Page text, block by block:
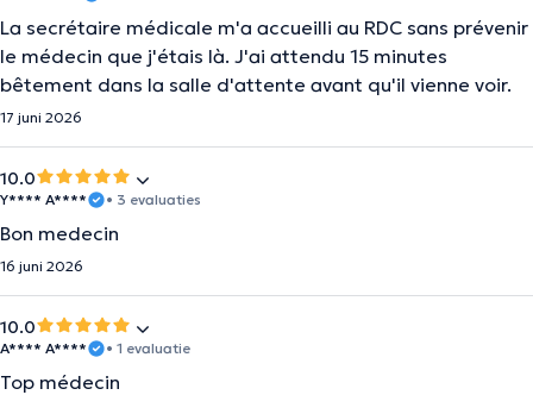
La secrétaire médicale m'a accueilli au RDC sans prévenir
le médecin que j'étais là. J'ai attendu 15 minutes
bêtement dans la salle d'attente avant qu'il vienne voir.
17 juni 2026
10.0
Y**** A**** • 3 evaluaties
Bon medecin
16 juni 2026
10.0
A**** A**** • 1 evaluatie
Top médecin